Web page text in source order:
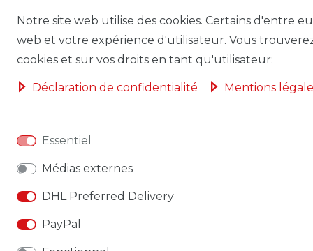
Notre site web utilise des cookies. Certains d'entre
web et votre expérience d'utilisateur. Vous
cookies et sur vos droits en tant qu'utilisateur:
Déclaration de confidentialité Mentions
Essentiel
Médias externes
DHL Preferred Delivery
PayPal